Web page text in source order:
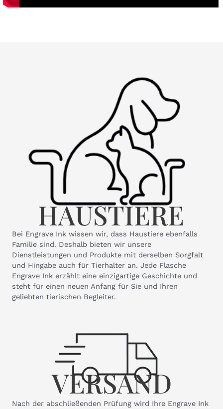
HAUSTIERE
Bei Engrave Ink wissen wir, dass Haustiere ebenfalls
Familie sind. Deshalb bieten wir unsere
Dienstleistungen und Produkte mit derselben Sorgfalt
und Hingabe auch für Tierhalter an. Jede Flasche
Engrave Ink erzählt eine einzigartige Geschichte und
steht für einen neuen Anfang für Sie und Ihren
geliebten tierischen Begleiter.
VERSAND
Nach der abschließenden Prüfung wird Ihre Engrave Ink